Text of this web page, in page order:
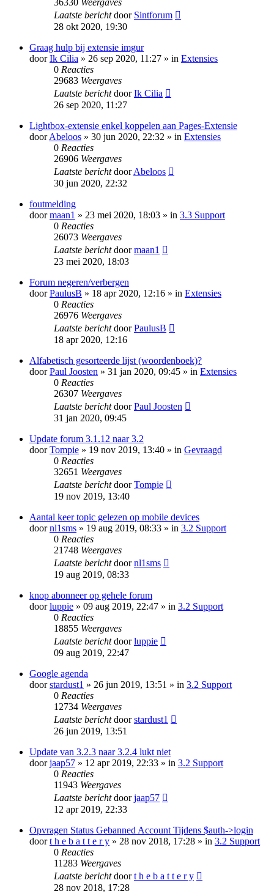
36330 Weergaves
Laatste berichtdoor Sintforum
28 okt 2020, 19:30
Graag hulp bij extensie imgur
doorIk Cilia » 26 sep 2020, 11:27 » in Extensies
0 Reacties
29683 Weergaves
Laatste berichtdoorIk Cilia
26 sep 2020, 11:27
Lightbox-extensie enkel koppelen aan Pages-Extensie
doorAbeloos » 30 jun 2020, 22:32 » in Extensies
0 Reacties
26906 Weergaves
Laatste berichtdoorAbeloos
30 jun 2020, 22:32
foutmelding
doormaan1 » 23 mei 2020, 18:03 » in 3.3 Support
0 Reacties
26073 Weergaves
Laatste berichtdoormaan1
23 mei 2020, 18:03
Forum negeren/verbergen
doorPaulusB » 18 apr 2020, 12:16 » in Extensies
0 Reacties
26976 Weergaves
Laatste berichtdoorPaulusB
18 apr 2020, 12:16
Alfabetisch gesorteerde lijst (woordenboek)?
doorPaul Joosten » 31 jan 2020, 09:45 » in Extensies
0 Reacties
26307 Weergaves
Laatste berichtdoorPaul Joosten
31 jan 2020, 09:45
Update forum 3.1.12 naar 3.2
doorTompie » 19 nov 2019, 13:40 » in Gevraagd
0 Reacties
32651 Weergaves
Laatste berichtdoorTompie
19 nov 2019, 13:40
Aantal keer topic gelezen op mobile devices
doornl1sms » 19 aug 2019, 08:33 » in 3.2 Support
0 Reacties
21748 Weergaves
Laatste berichtdoornl1sms
19 aug 2019, 08:33
knop abonneer op gehele forum
doorluppie » 09 aug 2019, 22:47 » in 3.2 Support
0 Reacties
18855 Weergaves
Laatste berichtdoorluppie
09 aug 2019, 22:47
Google agenda
doorstardust1 » 26 jun 2019, 13:51 » in 3.2 Support
0 Reacties
12734 Weergaves
Laatste berichtdoorstardust1
26 jun 2019, 13:51
Update van 3.2.3 naar 3.2.4 lukt niet
doorjaap57 » 12 apr 2019, 22:33 » in 3.2 Support
0 Reacties
11943 Weergaves
Laatste berichtdoorjaap57
12 apr 2019, 22:33
Opvragen Status Gebanned Account Tijdens $auth->login
doort h e b a t t e r y » 28 nov 2018, 17:28 » in 3.2 Support
0 Reacties
11283 Weergaves
Laatste berichtdoort h e b a t t e r y
28 nov 2018, 17:28